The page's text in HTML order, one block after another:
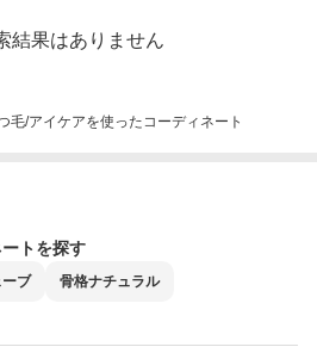
結果はありません
毛/アイケアを使ったコーディネート
トを探す
ーブ 骨格ナチュラル